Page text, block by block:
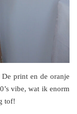
print en de oranje
vibe, wat ik enorm
tof!